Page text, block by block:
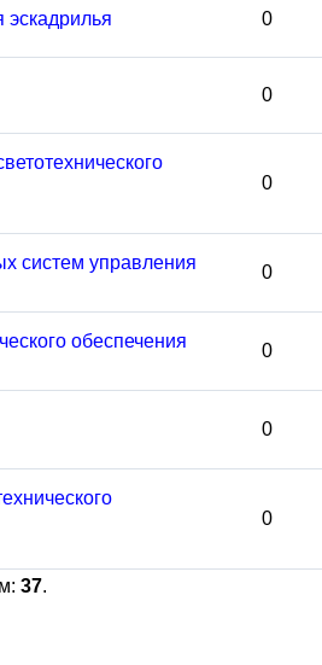
0
0
0
систем управления 0
обеспечения 0
0
0
37.